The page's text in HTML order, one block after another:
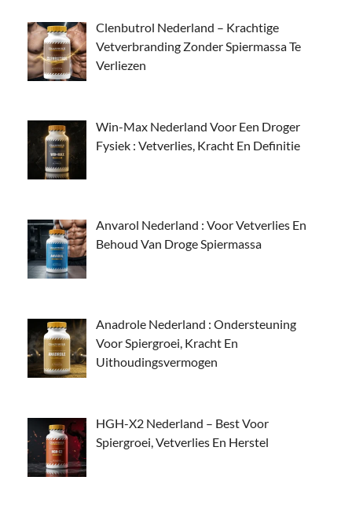
Clenbutrol Nederland – Krachtige
Vetverbranding Zonder Spiermassa Te
Verliezen
Win-Max Nederland Voor Een Droger
Fysiek : Vetverlies, Kracht En Definitie
Anvarol Nederland : Voor Vetverlies En
Behoud Van Droge Spiermassa
Anadrole Nederland : Ondersteuning
Voor Spiergroei, Kracht En
Uithoudingsvermogen
HGH-X2 Nederland – Best Voor
Spiergroei, Vetverlies En Herstel